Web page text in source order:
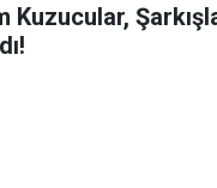
Kuzucular,